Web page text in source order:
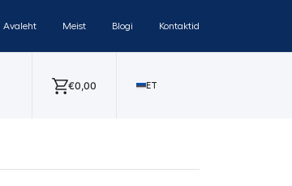
Avaleht Meist Blogi Kontaktid
€0,00 ET